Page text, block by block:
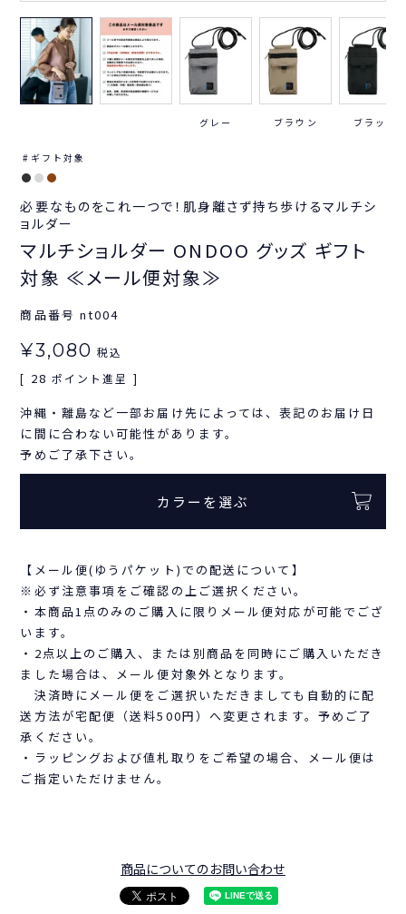
グレー ブラウン ブラック
ギフト対象
必要なものをこれ一つで！肌身離さず持ち歩けるマルチシ
ョルダー
マルチショルダー ONDOO グッズ ギフト
対象 ≪メール便対象≫
商品番号 nt004
¥3,080 税込
[ 28 ポイント進呈 ]
沖縄・離島など一部お届け先によっては、表記のお届け日
に間に合わない可能性があります。
予めご了承下さい。
カラーを選ぶ
【メール便(ゆうパケット)での配送について】
※必ず注意事項をご確認の上ご選択ください。
・本商品1点のみのご購入に限りメール便対応が可能でござ
います。
・2点以上のご購入、または別商品を同時にご購入いただき
ました場合は、メール便対象外となります。
決済時にメール便をご選択いただきましても自動的に配
送方法が宅配便（送料500円）へ変更されます。予めご了
承ください。
・ラッピングおよび値札取りをご希望の場合、メール便は
ご指定いただけません。
商品についてのお問い合わせ